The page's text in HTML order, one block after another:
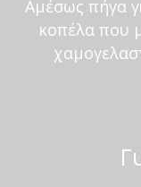
Αμέσως πήγα
κοπέλα που